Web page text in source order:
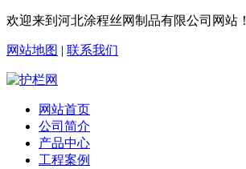
欢迎来到河北涂程丝网制品有限公司网站！
网站地图 | 联系我们
网站首页
公司简介
产品中心
工程案例